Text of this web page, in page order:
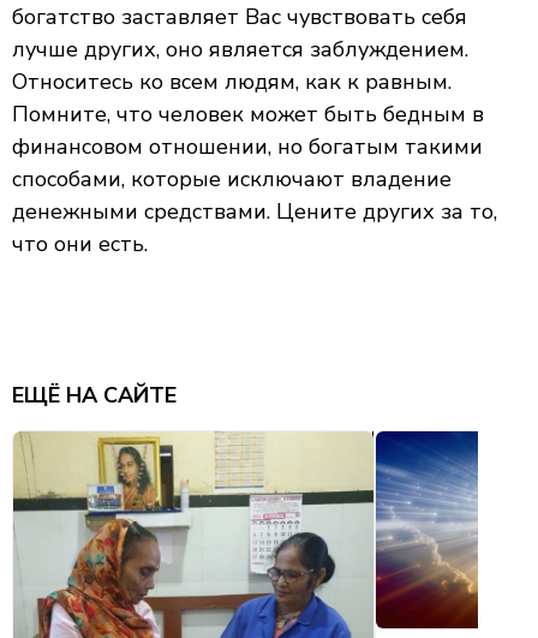
богатство заставляет Вас чувствовать себя
лучше других, оно является заблуждением.
Относитесь ко всем людям, как к равным.
Помните, что человек может быть бедным в
финансовом отношении, но богатым такими
способами, которые исключают владение
денежными средствами. Цените других за то,
что они есть.
ЕЩЁ НА САЙТЕ